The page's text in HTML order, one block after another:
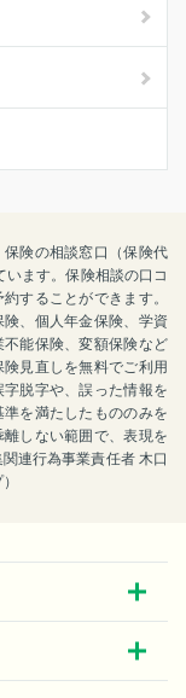
険の相談窓口（保険代
ます。保険相談の口コ
することができます。
、個人年金保険、学資
能保険、変額保険など
見直しを無料でご利用
脱字や、誤った情報を
を満たしたもののみを
しない範囲で、表現を
連行為事業責任者 木口